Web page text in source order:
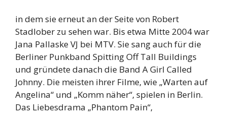
in dem sie erneut an der Seite von Robert
Stadlober zu sehen war. Bis etwa Mitte 2004 war
Jana Pallaske VJ bei MTV. Sie sang auch für die
Berliner Punkband Spitting Off Tall Buildings
und gründete danach die Band A Girl Called
Johnny. Die meisten ihrer Filme, wie „Warten auf
Angelina“ und „Komm näher“, spielen in Berlin.
Das Liebesdrama „Phantom Pain“,